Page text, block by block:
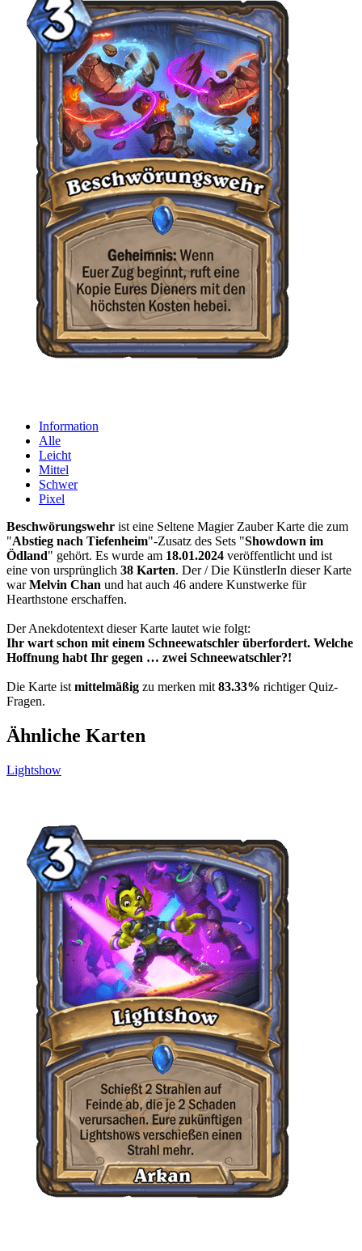
Information
Alle
Leicht
Mittel
Schwer
Pixel
Beschwörungswehr ist eine Seltene Magier Zauber Karte die zum
"Abstieg nach Tiefenheim"-Zusatz des Sets "Showdown im
Ödland" gehört. Es wurde am 18.01.2024 veröffentlicht und ist
eine von ursprünglich 38 Karten. Der / Die KünstlerIn dieser Karte
warMelvin Chan und hat auch 46 andere Kunstwerke für
Hearthstone erschaffen.
Der Anekdotentext dieser Karte lautet wie folgt:
Ihr wart schon mit einem Schneewatschler überfordert. Welche
Hoffnung habt Ihr gegen … zwei Schneewatschler?!
Die Karte ist mittelmäßig zu merken mit 83.33% richtiger Quiz-
Fragen.
Ähnliche Karten
Lightshow